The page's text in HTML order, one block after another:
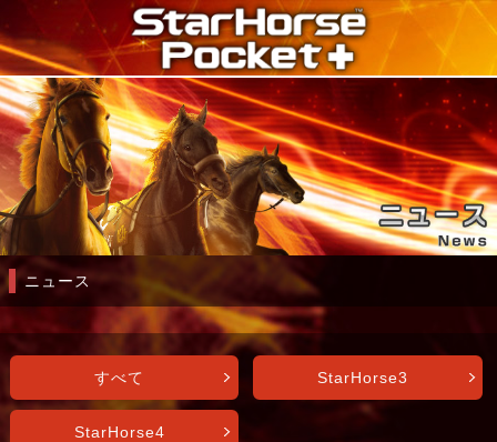
ニュース
すべて StarHorse3
StarHorse4